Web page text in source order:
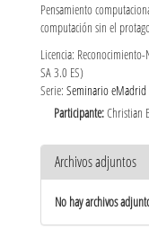
Pensamiento
computación sin el
Licencia:
SA 3.0 ES)
Serie: Seminario
Participante:Christian
Archivos adjuntos
No hay archivos